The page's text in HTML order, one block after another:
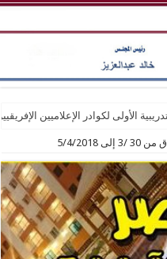
الأولى لكوادر الإعلاميين
5/4/2018